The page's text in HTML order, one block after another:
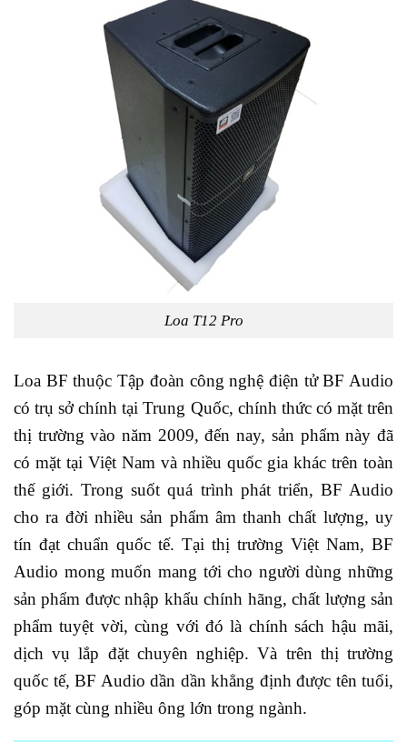
Loa T12 Pro
Loa BF thuộc Tập đoàn công nghệ điện tử BF Audio
có trụ sở chính tại Trung Quốc, chính thức có mặt trên
thị trường vào năm 2009, đến nay, sản phẩm này đã
có mặt tại Việt Nam và nhiều quốc gia khác trên toàn
thế giới. Trong suốt quá trình phát triển, BF Audio
cho ra đời nhiều sản phẩm âm thanh chất lượng, uy
tín đạt chuẩn quốc tế. Tại thị trường Việt Nam, BF
Audio mong muốn mang tới cho người dùng những
sản phẩm được nhập khẩu chính hãng, chất lượng sản
phẩm tuyệt vời, cùng với đó là chính sách hậu mãi,
dịch vụ lắp đặt chuyên nghiệp. Và trên thị trường
quốc tế, BF Audio dần dần khẳng định được tên tuổi,
góp mặt cùng nhiều ông lớn trong ngành.